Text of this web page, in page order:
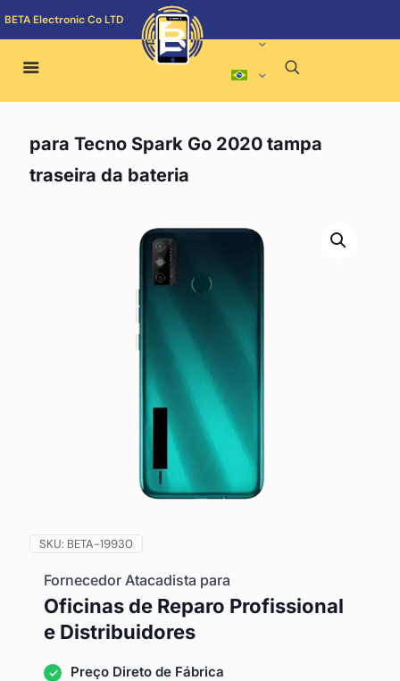
BETA Electronic Co LTD
para Tecno Spark Go 2020 tampa
traseira da bateria
SKU: BETA-19930
Fornecedor Atacadista para
Oficinas de Reparo Profissional
e Distribuidores
Preço Direto de Fábrica